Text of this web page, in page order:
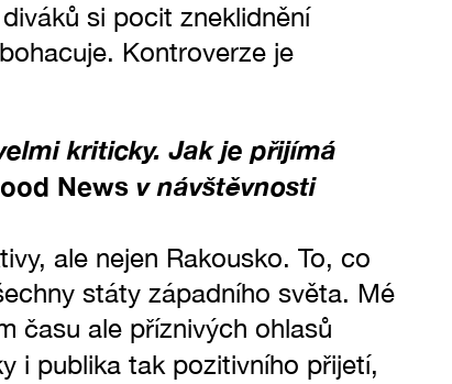
si pocit zneklidnění
Kontroverze je
kriticky. Jak je přijímá
Newsv návštěvnosti
ale nejen Rakousko. To, co
státy západního světa. Mé
času ale příznivých ohlasů
i publika tak pozitivního přijetí,